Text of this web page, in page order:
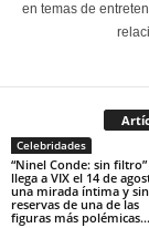
en temas de
Celebridades
“Ninel Conde: sin filtro”
llega a VIX el 14 de
una mirada íntima y sin
reservas de una de las
figuras más polémicas...